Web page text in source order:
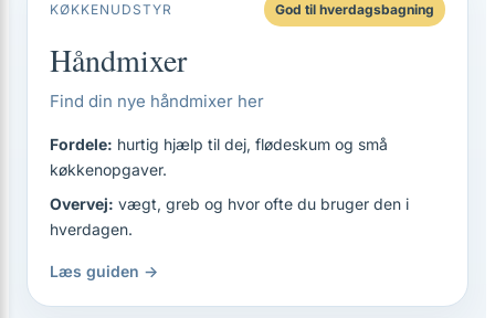
KØKKENUDSTYR God til hverdagsbagning
Håndmixer
Find din nye håndmixer her
Fordele: hurtig hjælp til dej, flødeskum og små
køkkenopgaver.
Overvej: vægt, greb og hvor ofte du bruger den i
hverdagen.
Læs guiden →